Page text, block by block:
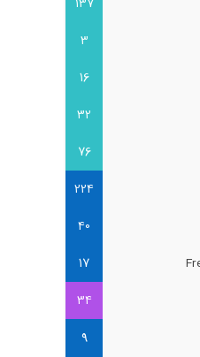
137
3
16
32
76
224
40
17
34
9